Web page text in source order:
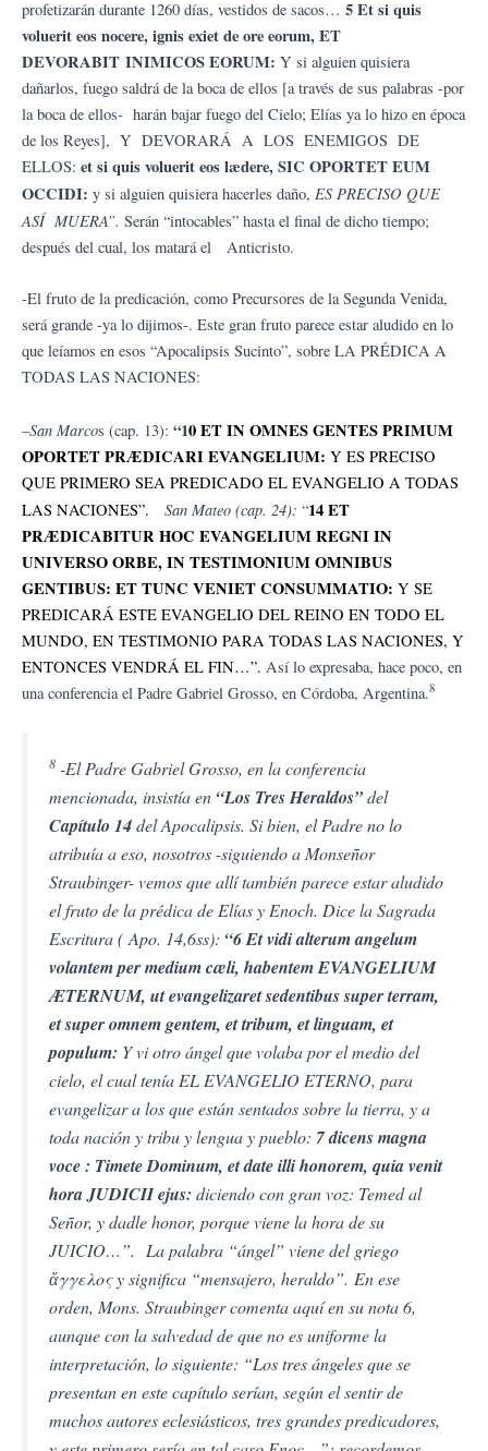
profetizarán durante 1260 días, vestidos de sacos… 5 Et si quis
voluerit eos nocere, ignis exiet de ore eorum, ET
DEVORABIT INIMICOS EORUM: Y si alguien quisiera
dañarlos, fuego saldrá de la boca de ellos [a través de sus palabras -por
la boca de ellos- harán bajar fuego del Cielo; Elías ya lo hizo en época
de los Reyes], Y DEVORARÁ A LOS ENEMIGOS DE
ELLOS: et si quis voluerit eos lædere, SIC OPORTET EUM
OCCIDI: y si alguien quisiera hacerles daño, ES PRECISO QUE
ASÍ MUERA”. Serán “intocables” hasta el final de dicho tiempo;
después del cual, los matará el Anticristo.
-El fruto de la predicación, como Precursores de la Segunda Venida,
será grande -ya lo dijimos-. Este gran fruto parece estar aludido en lo
que leíamos en esos “Apocalipsis Sucinto”, sobre LA PRÉDICA A
TODAS LAS NACIONES:
–San Marcos (cap. 13): “10 ET IN OMNES GENTES PRIMUM
OPORTET PRÆDICARI EVANGELIUM: Y ES PRECISO
QUE PRIMERO SEA PREDICADO EL EVANGELIO A TODAS
LAS NACIONES”.
San Mateo (cap. 24): “14 ET
PRÆDICABITUR HOC EVANGELIUM REGNI IN
UNIVERSO ORBE, IN TESTIMONIUM OMNIBUS
GENTIBUS: ET TUNC VENIET CONSUMMATIO: Y SE
PREDICARÁ ESTE EVANGELIO DEL REINO EN TODO EL
MUNDO, EN TESTIMONIO PARA TODAS LAS NACIONES, Y
ENTONCES VENDRÁ EL FIN…”. Así lo expresaba, hace poco, en
una conferencia el Padre Gabriel Grosso, en Córdoba, Argentina.8
8 -El Padre Gabriel Grosso, en la conferencia
mencionada, insistía en “Los Tres Heraldos”del
Capítulo 14del Apocalipsis. Si bien, el Padre no lo
atribuía a eso, nosotros -siguiendo a Monseñor
Straubinger- vemos que allí también parece estar aludido
el fruto de la prédica de Elías y Enoch. Dice la Sagrada
Escritura( Apo. 14,6ss): “6 Et vidi alterumangelum
volantem per medium cæli, habentem EVANGELIUM
ÆTERNUM, ut evangelizaret sedentibus super terram,
et super omnem gentem, et tribum, et linguam, et
populum: Y vi otroángelque volaba por el medio del
cielo, el cual tenía EL EVANGELIO ETERNO, para
evangelizar a los que están sentados sobre la tierra, y a
toda nación y tribu y lengua y pueblo: 7 dicens magna
voce : Timete Dominum, et date illi honorem, quia venit
hora JUDICII ejus: diciendo con gran voz: Temed al
Señor, y dadle honor, porque viene la hora de su
JUICIO…”. La palabra “ángel” viene del griego
ἄγγελος y significa “mensajero, heraldo”. En ese
orden, Mons. Straubinger comenta aquí en su nota 6,
aunque con la salvedad de que no es uniforme la
interpretación, lo siguiente: “Los tres ángeles que se
presentan en este capítulo serían, según el sentir de
muchos autores eclesiásticos, tres grandes predicadores,